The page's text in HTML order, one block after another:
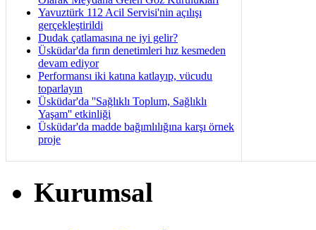
Yavuztürk 112 Acil Servisi'nin açılışı
gerçekleştirildi
Dudak çatlamasına ne iyi gelir?
Üsküdar'da fırın denetimleri hız kesmeden
devam ediyor
Performansı iki katına katlayıp, vücudu
toparlayın
Üsküdar'da ''Sağlıklı Toplum, Sağlıklı
Yaşam'' etkinliği
Üsküdar'da madde bağımlılığına karşı örnek
proje
Kurumsal